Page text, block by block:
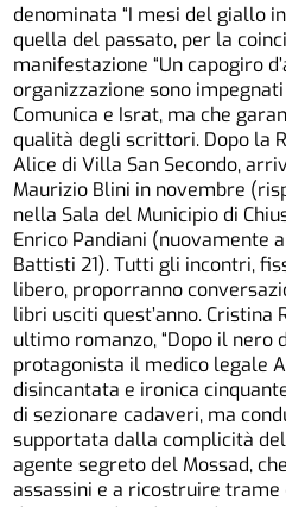
denominata “I mesi del giallo
quella del passato, per la
manifestazione “Un capogiro
organizzazione sono
Comunica e Israt, ma che
qualità degli scrittori. Dopo la
Alice di Villa San Secondo,
Maurizio Blini in novembre
nella Sala del Municipio di
Enrico Pandiani (nuovamente
Battisti 21). Tutti gli incontri,
libero, proporranno
libri usciti quest’anno. Cristina
ultimo romanzo, “Dopo il nero
protagonista il medico legale
disincantata e ironica
di sezionare cadaveri, ma
supportata dalla complicità
agente segreto del Mossad,
assassini e a ricostruire trame